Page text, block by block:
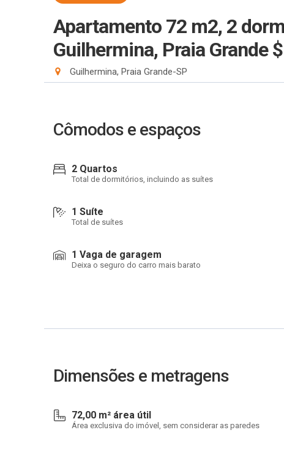
Apartamento 72 m2, 2
Guilhermina, Praia Grande
Guilhermina, Praia Grande-SP
Cômodos e espaços
2 Quartos
Total de dormitórios, incluindo as suítes
1 Suíte
Total de suítes
1 Vaga de garagem
Deixa o seguro do carro mais barato
Dimensões e metragens
72,00 m² área útil
Área exclusiva do imóvel, sem considerar as paredes